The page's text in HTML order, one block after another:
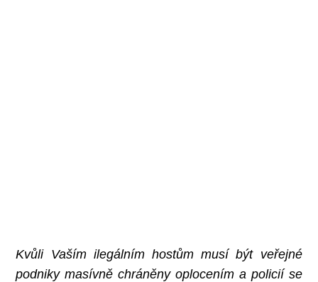
Kvůli Vaším ilegálním hostům musí být veřejné
podniky masívně chráněny oplocením a policií se